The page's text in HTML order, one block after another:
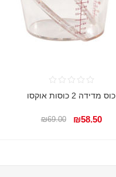
כוס מדידה 2 כוסות אוקסו
₪58.50
₪69.00